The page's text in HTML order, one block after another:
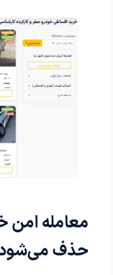
معامله امن
حذف